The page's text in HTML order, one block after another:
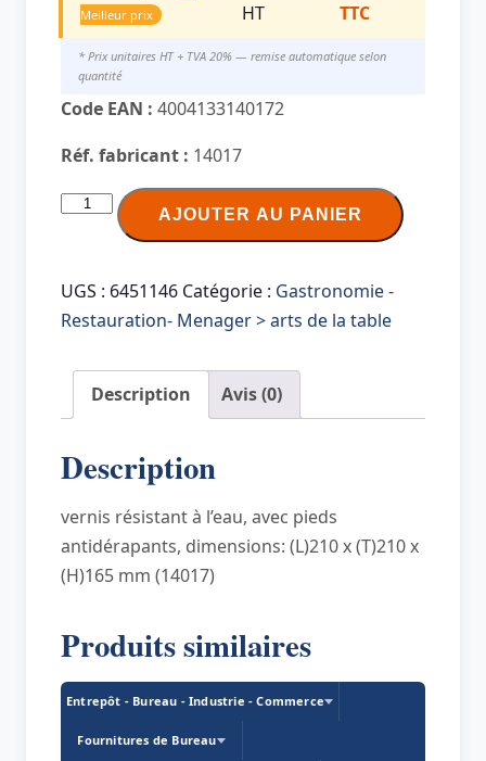
Meilleur prix
HT
TTC
* Prix unitaires HT + TVA 20% — remise automatique selon
quantité
Code EAN : 4004133140172
Réf. fabricant : 14017
quantité
Base
pour
de
boisson
en
AJOUTER AU PANIER
UGS : 6451146 Catégorie : Gastronomie -
Restauration- Menager > arts de la table
Description Avis (0)
Description
vernis résistant à l’eau, avec pieds
antidérapants, dimensions: (L)210 x (T)210 x
(H)165 mm (14017)
Produits similaires
Entrepôt - Bureau - Industrie - Commerce
Fournitures de Bureau